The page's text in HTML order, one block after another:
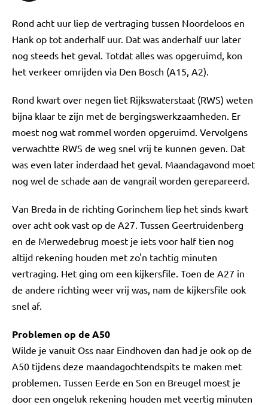
Rond acht uur liep de vertraging tussen Noordeloos en
Hank op tot anderhalf uur. Dat was anderhalf uur later
nog steeds het geval. Totdat alles was opgeruimd, kon
het verkeer omrijden via Den Bosch (A15, A2).
Rond kwart over negen liet Rijkswaterstaat (RWS) weten
bijna klaar te zijn met de bergingswerkzaamheden. Er
moest nog wat rommel worden opgeruimd. Vervolgens
verwachtte RWS de weg snel vrij te kunnen geven. Dat
was even later inderdaad het geval. Maandagavond moet
nog wel de schade aan de vangrail worden gerepareerd.
Van Breda in de richting Gorinchem liep het sinds kwart
over acht ook vast op de A27. Tussen Geertruidenberg
en de Merwedebrug moest je iets voor half tien nog
altijd rekening houden met zo'n tachtig minuten
vertraging. Het ging om een kijkersfile. Toen de A27 in
de andere richting weer vrij was, nam de kijkersfile ook
snel af.
Problemen op de A50
Wilde je vanuit Oss naar Eindhoven dan had je ook op de
A50 tijdens deze maandagochtendspits te maken met
problemen. Tussen Eerde en Son en Breugel moest je
door een ongeluk rekening houden met veertig minuten